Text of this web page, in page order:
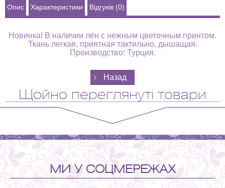
Опис Характеристики Відгуків (0)
Новинка! В наличии лён с нежным цветочным принтом.
Ткань легкая, приятная тактильно, дышащая.
Производство: Турция.
Щойно переглянуті товари
МИ У СОЦМЕРЕЖАХ